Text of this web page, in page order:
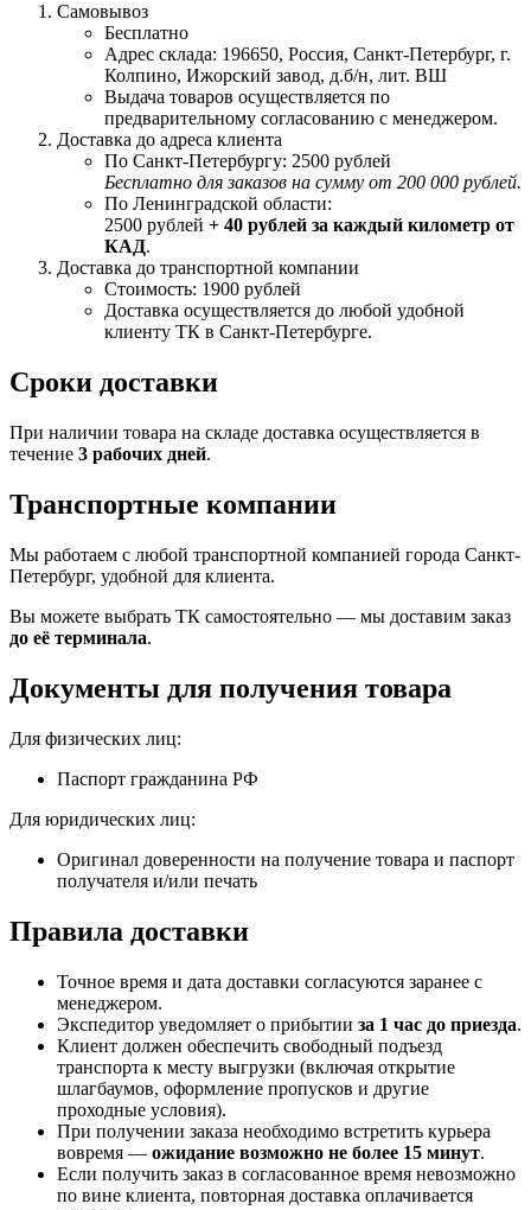
Самовывоз
Бесплатно
Адрес склада: 196650, Россия, Санкт-Петербург, г.
Колпино, Ижорский завод, д.б/н, лит. ВШ
Выдача товаров осуществляется по
предварительному согласованию с менеджером.
Доставка до адреса клиента
По Санкт-Петербургу: 2500 рублей
Бесплатно для заказов на сумму от 200 000 рублей.
По Ленинградской области:
2500 рублей + 40 рублей за каждый километр от
КАД.
Доставка до транспортной компании
Стоимость: 1900 рублей
Доставка осуществляется до любой удобной
клиенту ТК в Санкт-Петербурге.
Сроки доставки
При наличии товара на складе доставка осуществляется в
течение 3 рабочих дней.
Транспортные компании
Мы работаем с любой транспортной компанией города Санкт-
Петербург, удобной для клиента.
Вы можете выбрать ТК самостоятельно — мы доставим заказ
до её терминала.
Документы для получения товара
Для физических лиц:
Паспорт гражданина РФ
Для юридических лиц:
Оригинал доверенности на получение товара и паспорт
получателя и/или печать
Правила доставки
Точное время и дата доставки согласуются заранее с
менеджером.
Экспедитор уведомляет о прибытии за 1 час до приезда.
Клиент должен обеспечить свободный подъезд
транспорта к месту выгрузки (включая открытие
шлагбаумов, оформление пропусков и другие
проходные условия).
При получении заказа необходимо встретить курьера
вовремя — ожидание возможно не более 15 минут.
Если получить заказ в согласованное время невозможно
по вине клиента, повторная доставка оплачивается